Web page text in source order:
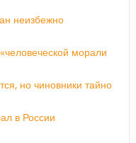
неизбежно
морали
но чиновники тайно
в России